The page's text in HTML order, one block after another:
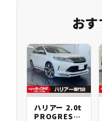
お
ハリアー 2.0t
PROGRESS